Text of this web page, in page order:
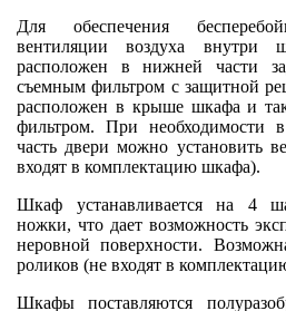
Для обеспечения
вентиляции воздуха внутри
расположен в нижней части
съемным фильтром с защитной
расположен в крыше шкафа и
фильтром. При
часть двери можно установить
входят в комплектацию шкафа).
Шкаф устанавливается на 4
ножки, что дает возможность
неровной поверхности.
роликов (не входят в
Шкафы поставляются